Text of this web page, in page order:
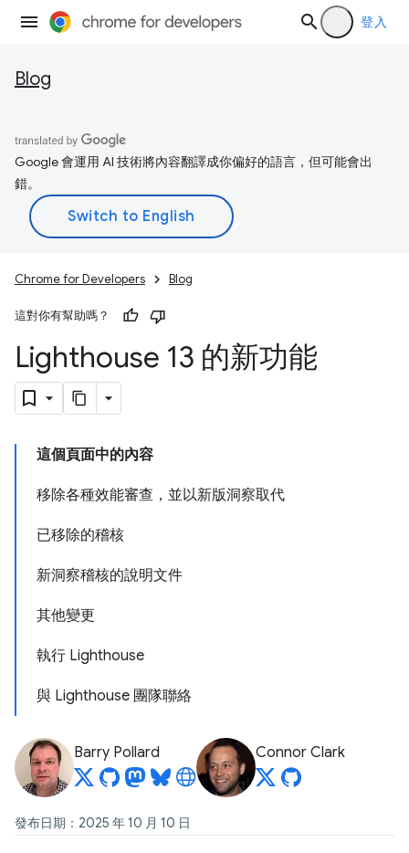
登入
Blog
Google 會運用 AI 技術將內容翻譯成你偏好的語言，但可能會出
錯。
Chrome for Developers Blog
這對你有幫助嗎？
Lighthouse 13 的新功能
這個頁面中的內容
移除各種效能審查，並以新版洞察取代
已移除的稽核
新洞察稽核的說明文件
其他變更
執行 Lighthouse
與 Lighthouse 團隊聯絡
Barry Pollard Connor Clark
發布日期：2025 年 10 月 10 日